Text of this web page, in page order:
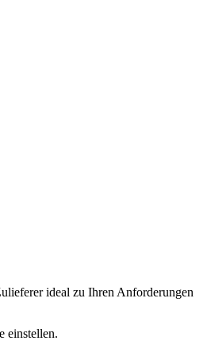
ideal zu Ihren Anforder­ungen
einstellen.